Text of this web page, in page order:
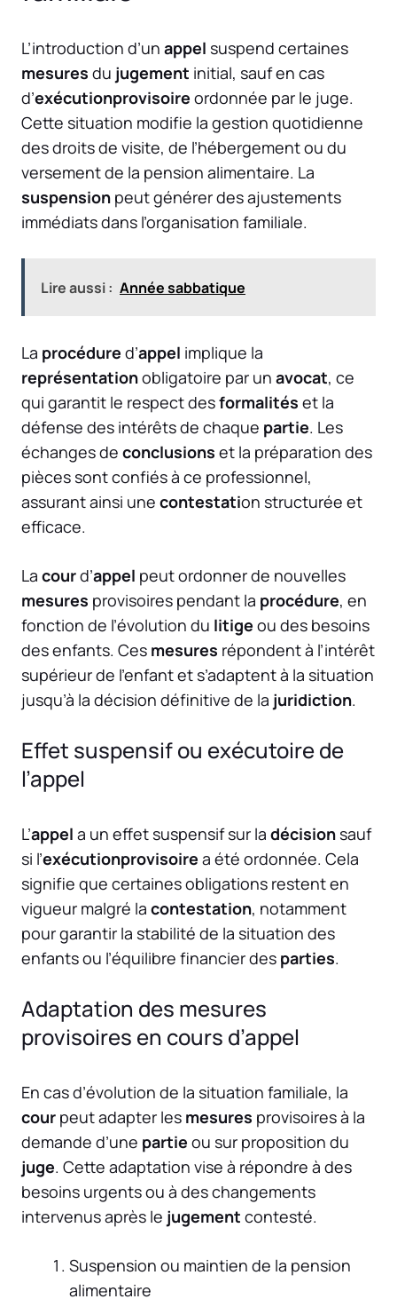
L’introduction d’un appel suspend certaines
mesures du jugement initial, sauf en cas
d’exécutionprovisoire ordonnée par le juge.
Cette situation modifie la gestion quotidienne
des droits de visite, de l’hébergement ou du
versement de la pension alimentaire. La
suspension peut générer des ajustements
immédiats dans l’organisation familiale.
Lire aussi : Année sabbatique
La procédure d’appel implique la
représentationobligatoire par un avocat, ce
qui garantit le respect desformalités et la
défense des intérêts de chaque partie. Les
échanges de conclusions et la préparation des
pièces sont confiés à ce professionnel,
assurant ainsi une contestation structurée et
efficace.
La courd’appel peut ordonner de nouvelles
mesures provisoires pendant la procédure, en
fonction de l’évolution du litige ou des besoins
des enfants. Ces mesures répondent à l’intérêt
supérieur de l’enfant et s’adaptent à la situation
jusqu’à la décision définitive de la juridiction.
Effet suspensif ou exécutoire de
l’appel
L’appel a un effet suspensif sur la décisionsauf
si l’exécutionprovisoire a été ordonnée. Cela
signifie que certaines obligations restent en
vigueur malgré la contestation, notamment
pour garantir la stabilité de la situation des
enfants ou l’équilibre financier des parties.
Adaptation des mesures
provisoires en cours d’appel
En cas d’évolution de la situation familiale, la
cour peut adapter les mesures provisoires à la
demande d’une partie ou sur proposition du
juge. Cette adaptation vise à répondre à des
besoins urgents ou à des changements
intervenus après le jugement contesté.
Suspension ou maintien de la pension
alimentaire